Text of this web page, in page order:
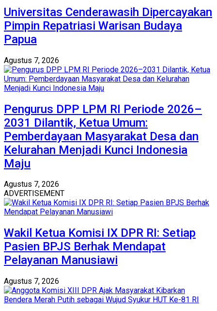
Universitas Cenderawasih Dipercayakan
Pimpin Repatriasi Warisan Budaya
Papua
Agustus 7, 2026
Pengurus DPP LPM RI Periode 2026–
2031 Dilantik, Ketua Umum:
Pemberdayaan Masyarakat Desa dan
Kelurahan Menjadi Kunci Indonesia
Maju
Agustus 7, 2026
ADVERTISEMENT
Wakil Ketua Komisi IX DPR RI: Setiap
Pasien BPJS Berhak Mendapat
Pelayanan Manusiawi
Agustus 7, 2026